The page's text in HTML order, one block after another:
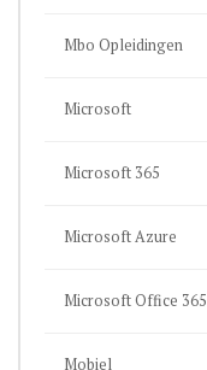
Mbo Opleidingen
Microsoft
Microsoft 365
Microsoft Azure
Microsoft Office 365
Mobiel